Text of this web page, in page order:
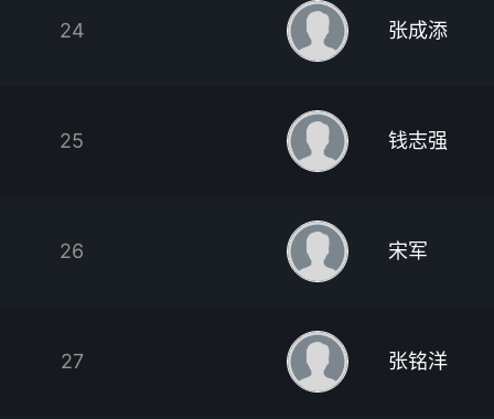
24 张成添
25 钱志强
26 宋军
27 张铭洋